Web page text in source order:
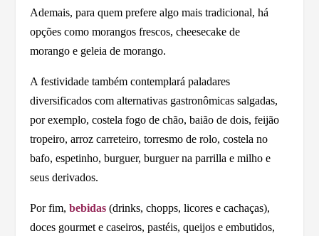
Ademais, para quem prefere algo mais tradicional, há
opções como morangos frescos, cheesecake de
morango e geleia de morango.
A festividade também contemplará paladares
diversificados com alternativas gastronômicas salgadas,
por exemplo, costela fogo de chão, baião de dois, feijão
tropeiro, arroz carreteiro, torresmo de rolo, costela no
bafo, espetinho, burguer, burguer na parrilla e milho e
seus derivados.
Por fim,bebidas (drinks, chopps, licores e cachaças),
doces gourmet e caseiros, pastéis, queijos e embutidos,